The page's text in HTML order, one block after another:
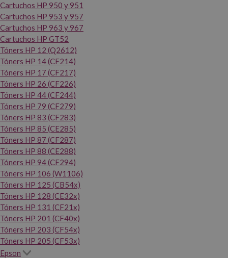
Cartuchos HP 950 y 951
Cartuchos HP 953 y 957
Cartuchos HP 963 y 967
Cartuchos HP GT52
Tóners HP 12 (Q2612)
Tóners HP 14 (CF214)
Tóners HP 17 (CF217)
Tóners HP 26 (CF226)
Tóners HP 44 (CF244)
Tóners HP 79 (CF279)
Tóners HP 83 (CF283)
Tóners HP 85 (CE285)
Tóners HP 87 (CF287)
Tóners HP 88 (CE288)
Tóners HP 94 (CF294)
Tóners HP 106 (W1106)
Tóners HP 125 (CB54x)
Tóners HP 128 (CE32x)
Tóners HP 131 (CF21x)
Tóners HP 201 (CF40x)
Tóners HP 203 (CF54x)
Tóners HP 205 (CF53x)
Epson